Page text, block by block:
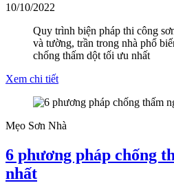
10/10/2022
Quy trình biện pháp thi công
và tường, trần trong nhà phổ
chống thấm dột tối ưu nhất
Xem chi tiết
Mẹo Sơn Nhà
6 phương pháp chống
nhất